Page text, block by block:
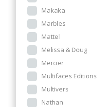
Makaka
Marbles
Mattel
Melissa & Doug
Mercier
Multifaces Editions
Multivers
Nathan